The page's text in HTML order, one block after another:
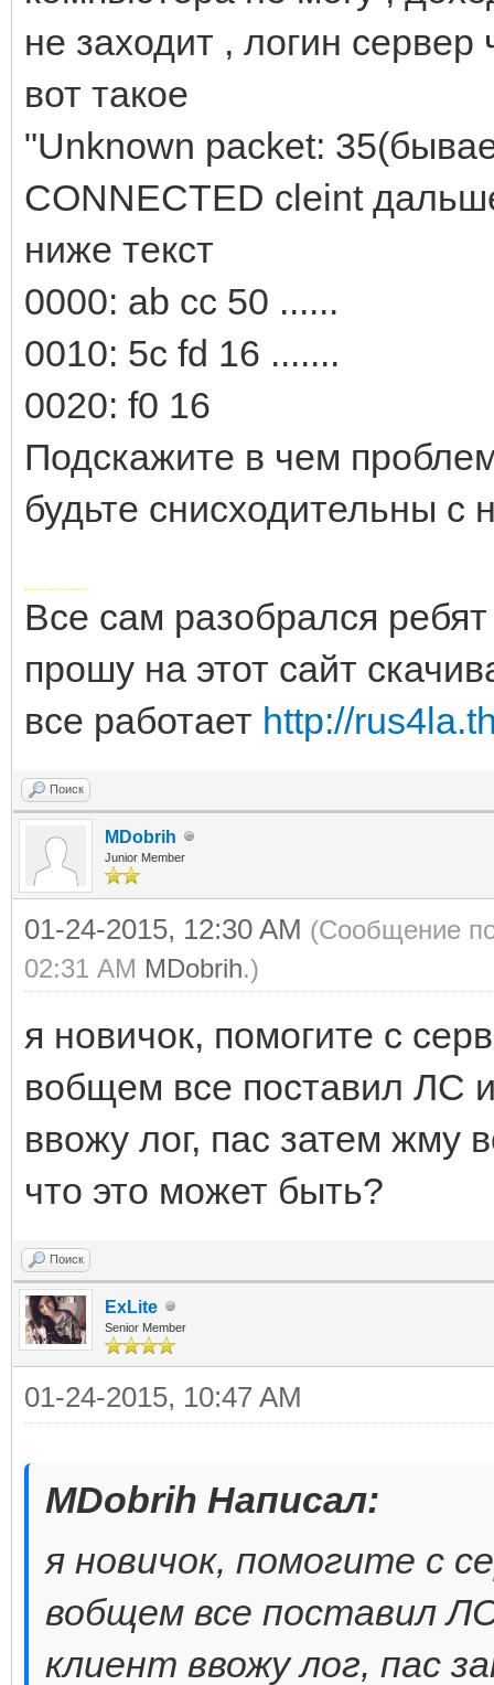
не заходит , логин
вот такое
"Unknown packet:
CONNECTED cleint
ниже текст
0000: ab cc 50 ......
0010: 5c fd 16 .......
0020: f0 16
Подскажите в чем
будьте снисходительны
Добавлено через 2 часа 44 минуты
Все сам разобрался
прошу на этот сайт
все работает http://
Поиск
MDobrih
Junior Member
01-24-2015, 12:30 AM (Сообщение
02:31 AM MDobrih.)
я новичок, помогите с
вобщем все поставил ЛС
ввожу лог, пас затем жму
что это может быть?
Поиск
ExLite
Senior Member
01-24-2015, 10:47 AM
MDobrih Написал:
я новичок, помогите с
вобщем все поставил
клиент ввожу лог, пас